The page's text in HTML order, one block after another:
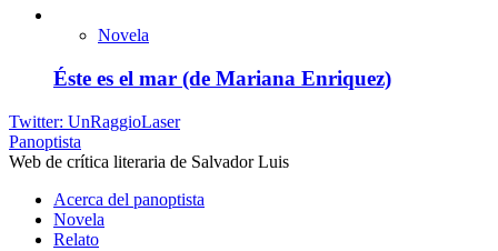
Novela
Éste es el mar (de Mariana Enriquez)
Twitter: UnRaggioLaser
Panoptista
Web de crítica literaria de Salvador Luis
Acerca del panoptista
Novela
Relato